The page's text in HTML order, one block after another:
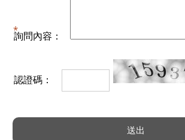
詢問內容：
認證碼：